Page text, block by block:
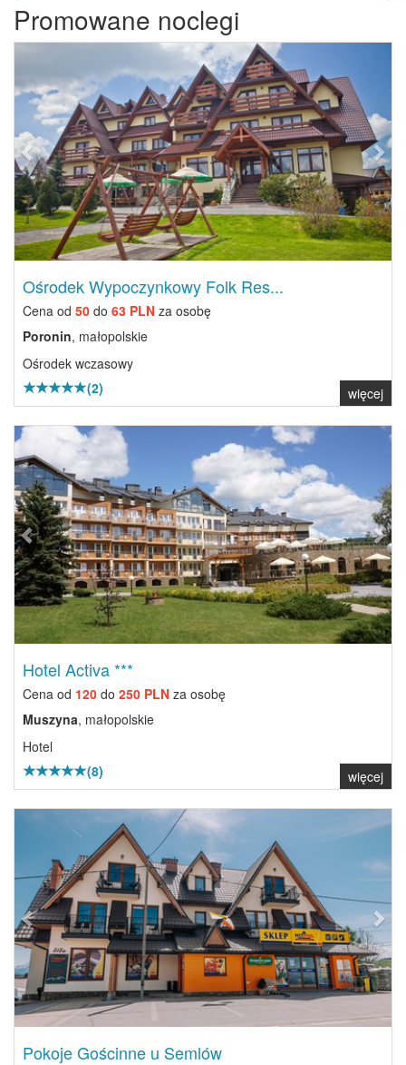
Promowane noclegi
Ośrodek Wypoczynkowy Folk Res...
Cena od 50 do 63 PLN za osobę
Poronin, małopolskie
Ośrodek wczasowy
(2)
więcej
Previous Next
Hotel Activa ***
Cena od 120 do 250 PLN za osobę
Muszyna, małopolskie
Hotel
(8)
więcej
Previous Next
Pokoje Gościnne u Semlów